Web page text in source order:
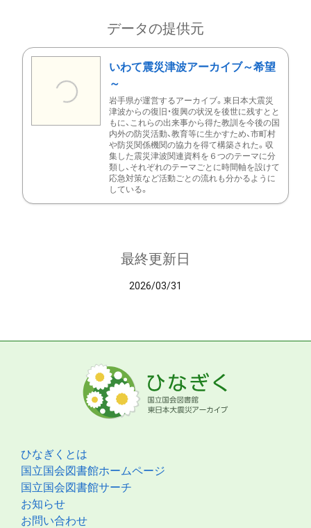
データの提供元
いわて震災津波アーカイブ～希望
～
岩手県が運営するアーカイブ。東日本大震災
津波からの復旧・復興の状況を後世に残すとと
もに、これらの出来事から得た教訓を今後の国
内外の防災活動、教育等に生かすため、市町村
や防災関係機関の協力を得て構築された。収
集した震災津波関連資料を６つのテーマに分
類し、それぞれのテーマごとに時間軸を設けて
応急対策など活動ごとの流れも分かるように
している。
最終更新日
2026/03/31
ひなぎくとは
国立国会図書館ホームページ
国立国会図書館サーチ
お知らせ
お問い合わせ